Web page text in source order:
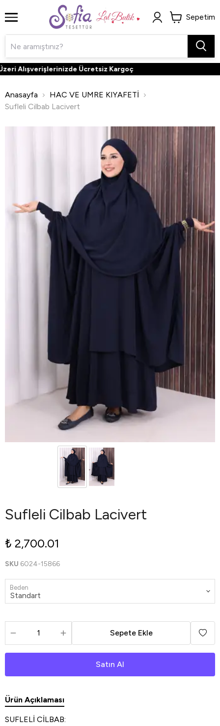
Sepetim
Alışverişlerinizde Ücretsiz Kargoç
Anasayfa
HAC VE UMRE KIYAFETİ
Sufleli Cilbab Lacivert
Sufleli Cilbab Lacivert
₺ 2,700.01
SKU 6024-15866
Beden
Sepete Ekle
Satın Al
Ürün Açıklaması
SUFLELİ CİLBAB: